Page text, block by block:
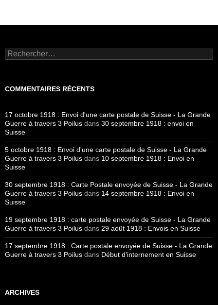
Rechercher :
COMMENTAIRES RÉCENTS
17 octobre 1918 : Envoi d'une carte postale de Suisse - La Grande
Guerre à travers 3 Poilus dans 30 septembre 1918 : envoi en
Suisse
5 octobre 1918 : Envoi d'une carte postale de Suisse - La Grande
Guerre à travers 3 Poilus dans 10 septembre 1918 : Envoi en
Suisse
30 septembre 1918 : Carte Postale envoyée de Suisse - La Grande
Guerre à travers 3 Poilus dans 14 septembre 1918 : Envoi en
Suisse
19 septembre 1918 : carte postale envoyée de Suisse - La Grande
Guerre à travers 3 Poilus dans 29 août 1918 : Envois en Suisse
17 septembre 1918 : Carte postale envoyée de Suisse - La Grande
Guerre à travers 3 Poilus dans Début d’internement en Suisse
ARCHIVES